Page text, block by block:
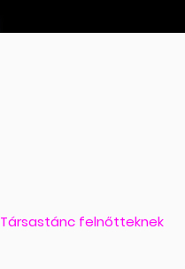
Társastánc felnőtteknek